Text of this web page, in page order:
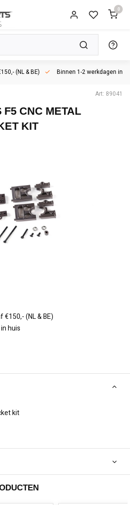
0
(NL & BE) Binnen 1-2 werkdagen in
Art: 89041
F5 CNC METAL
KIT
€150,- (NL & BE)
huis
kit